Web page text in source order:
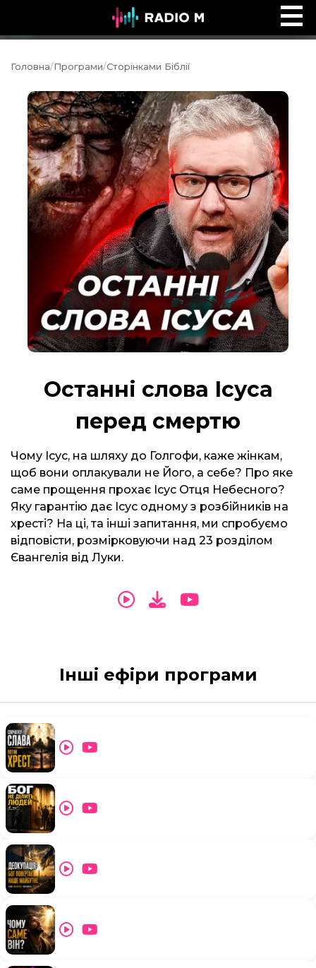
Music Ocean
Головна/Програми/Сторінками Біблії
Останні слова Ісуса
перед смертю
Чому Ісус, на шляху до Голгофи, каже жінкам,
щоб вони оплакували не Його, а себе? Про яке
саме прощення прохає Ісус Отця Небесного?
Яку гарантію дає Ісус одному з розбійників на
хресті? На ці, та інші запитання, ми спробуємо
відповісти, розмірковуючи над 23 розділом
Євангелія від Луки.
Інші ефіри програми